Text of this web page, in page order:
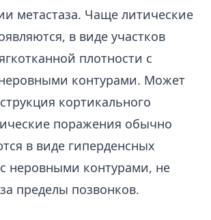
метастаза. Чаще литические
в виде участков
плотности с
контурами. Может
кортикального
поражения обычно
в виде гиперденсных
неровными контурами, не
пределы позвонков.